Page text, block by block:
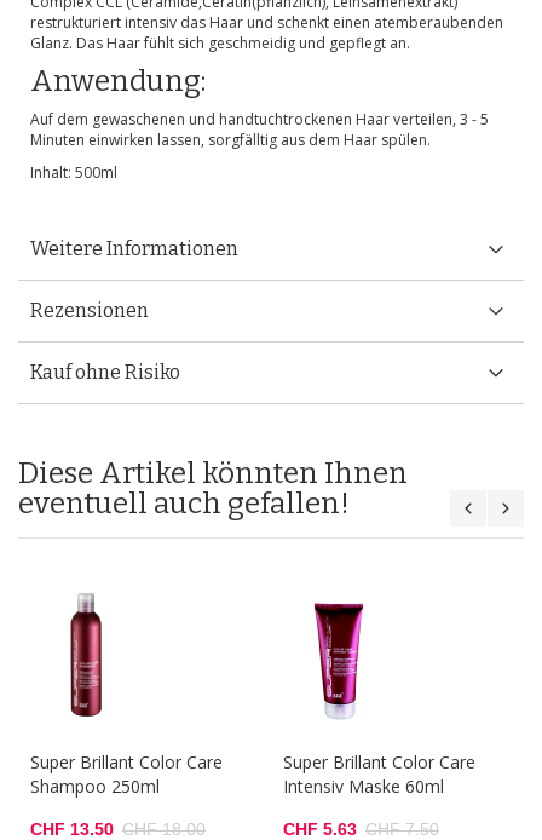
restrukturiert intensiv das Haar und schenkt einen atemberaubenden
Glanz. Das Haar fühlt sich geschmeidig und gepflegt an.
Anwendung:
Auf dem gewaschenen und handtuchtrockenen Haar verteilen, 3 - 5
Minuten einwirken lassen, sorgfälltig aus dem Haar spülen.
Inhalt: 500ml
Weitere Informationen
Rezensionen
Kauf ohne Risiko
Diese Artikel könnten Ihnen
eventuell auch gefallen!
Super Brillant Color Care
Shampoo 250ml
CHF 13.50 CHF 18.00
Super Brillant Color Care
Intensiv Maske 60ml
CHF 5.63 CHF 7.50